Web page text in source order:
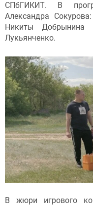
СПбГИКИТ. В
Александра
Никиты Добрынина
Лукьянченко.
В жюри игрового